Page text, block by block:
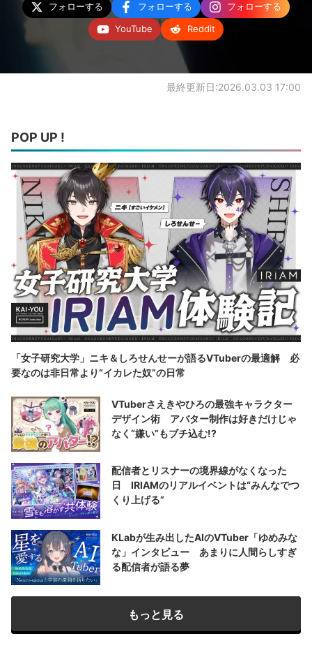
フォローする フォローする
フォローする
YouTube
Reddit
最終更新日:2026.03.03 17:00
POP UP !
「女子研究大学」ニキ＆しろせんせーが語るVTuberの最適解 必
要なのは非日常より“イカレた奴”の日常
VTuberさえきやひろの最強キャラクター
デザイン術 アバター制作は好きだけじゃ
なく“嫌い”もブチ込む!?
配信者とリスナーの境界線がなくなった
日 IRIAMのリアルイベントは“みんなでつ
くり上げる”
KLabが生み出したAIのVTuber「ゆめみな
な」インタビュー あまりに人間らしすぎ
る配信者が語る夢
もっと見る